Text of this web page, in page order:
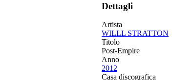
Dettagli
Artista
WILLL STRATTON
Titolo
Post-Empire
Anno
2012
Casa discografica